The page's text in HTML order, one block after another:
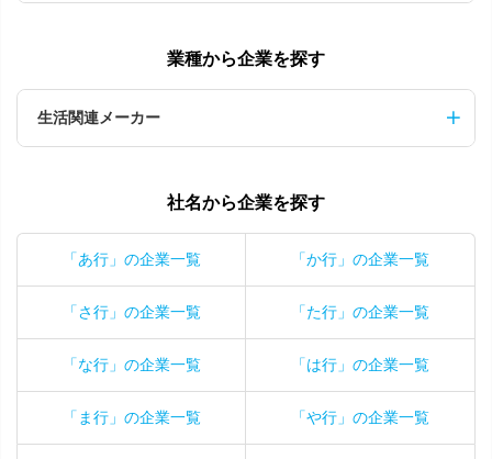
業種から企業を探す
生活関連メーカー
社名から企業を探す
「あ行」の企業一覧 「か行」の企業一覧
「さ行」の企業一覧 「た行」の企業一覧
「な行」の企業一覧 「は行」の企業一覧
「ま行」の企業一覧 「や行」の企業一覧